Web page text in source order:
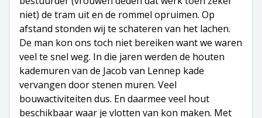
niet) de tram uit en de rommel opruimen. Op
afstand stonden wij te schateren van het lachen.
De man kon ons toch niet bereiken want we waren
veel te snel weg. In die jaren werden de houten
kademuren van de Jacob van Lennep kade
vervangen door stenen muren. Veel
bouwactiviteiten dus. En daarmee veel hout
beschikbaar waar je vlotten van kon maken. Met